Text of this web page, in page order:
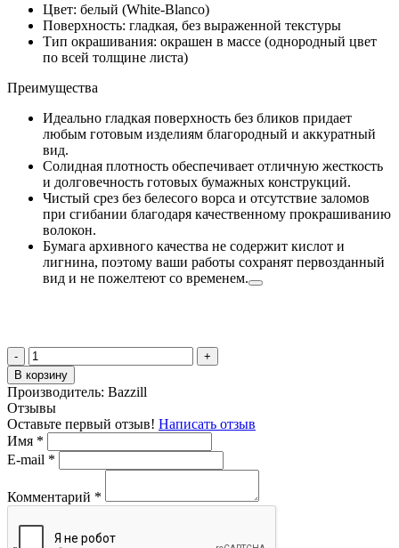
Цвет: белый (White-Blanco)
Поверхность: гладкая, без выраженной текстуры
Тип окрашивания: окрашен в массе (однородный цвет
по всей толщине листа)
Преимущества
Идеально гладкая поверхность без бликов придает
любым готовым изделиям благородный и аккуратный
вид.
Солидная плотность обеспечивает отличную жесткость
и долговечность готовых бумажных конструкций.
Чистый срез без белесого ворса и отсутствие заломов
при сгибании благодаря качественному прокрашиванию
волокон.
Бумага архивного качества не содержит кислот и
лигнина, поэтому ваши работы сохранят первозданный
вид и не пожелтеют со временем.
-
+
В корзину
Производитель: Bazzill
Отзывы
Оставьте первый отзыв! Написать отзыв
Имя *
E-mail *
Комментарий *